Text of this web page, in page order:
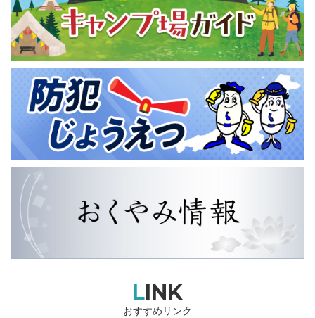
LINK
おすすめリンク